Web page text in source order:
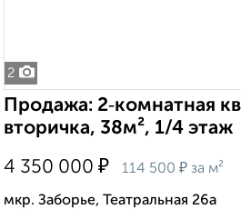
2
Продажа: 2‑комнатная
вторичка, 38м², 1/4 этаж
4 350 000 ₽ 114 500 ₽ за м²
мкр. Заборье, Театральная 26а